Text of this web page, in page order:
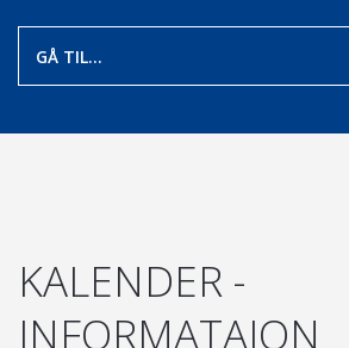
KALENDER -
INFORMATAION